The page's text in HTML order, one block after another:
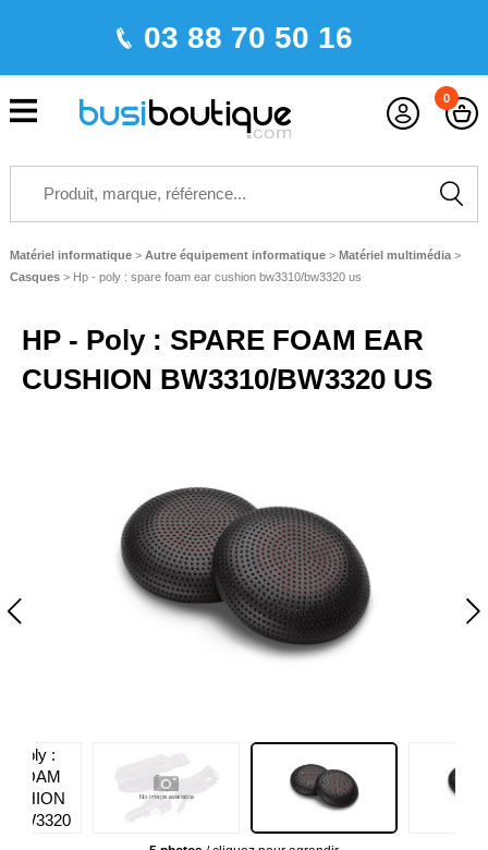
03 88 70 50 16
0
Matériel informatique > Autre équipement informatique > Matériel multimédia >
Casques> Hp - poly : spare foam ear cushion bw3310/bw3320 us
HP - Poly : SPARE FOAM EAR
CUSHION BW3310/BW3320 US